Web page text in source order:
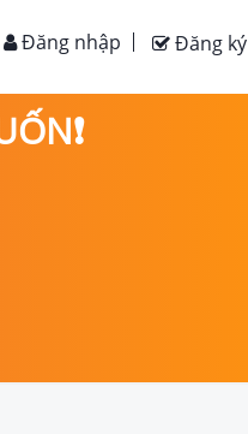
Đăng ký
Đăng nhập